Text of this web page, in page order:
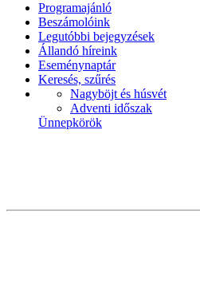
Programajánló
Beszámolóink
Legutóbbi bejegyzések
Állandó híreink
Eseménynaptár
Keresés, szűrés
Nagyböjt és húsvét
Adventi időszak
Ünnepkörök